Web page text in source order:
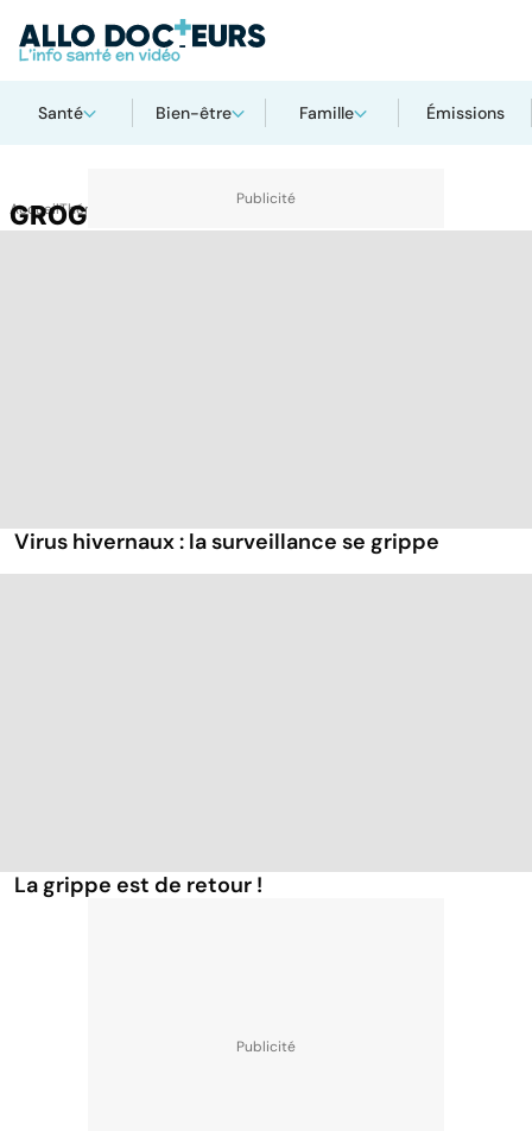
Santé Bien-être Famille Émissions
AccueilThématiques
GROG
Virus hivernaux : la surveillance se grippe
La grippe est de retour !